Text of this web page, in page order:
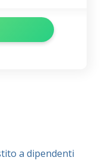
a dipendenti